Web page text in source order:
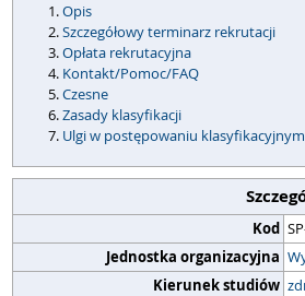
Opis
Szczegółowy terminarz rekrutacji
Opłata rekrutacyjna
Kontakt/Pomoc/FAQ
Czesne
Zasady klasyfikacji
Ulgi w postępowaniu klasyfikacyjnym
Kod
Jednostka organizacyjna
Kierunek studiów